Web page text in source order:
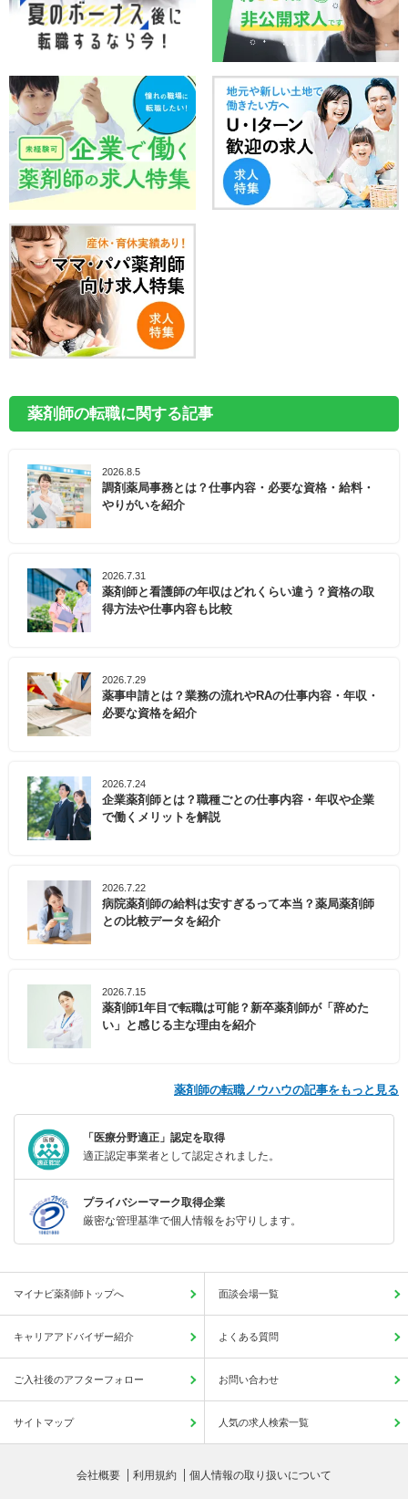
薬剤師の転職に関する記事
2026.8.5
調剤薬局事務とは？仕事内容・必要な資格・給料・
やりがいを紹介
2026.7.31
薬剤師と看護師の年収はどれくらい違う？資格の取
得方法や仕事内容も比較
2026.7.29
薬事申請とは？業務の流れやRAの仕事内容・年収・
必要な資格を紹介
2026.7.24
企業薬剤師とは？職種ごとの仕事内容・年収や企業
で働くメリットを解説
2026.7.22
病院薬剤師の給料は安すぎるって本当？薬局薬剤師
との比較データを紹介
2026.7.15
薬剤師1年目で転職は可能？新卒薬剤師が「辞めた
い」と感じる主な理由を紹介
薬剤師の転職ノウハウの記事をもっと見る
「医療分野適正」認定を取得
適正認定事業者として認定されました。
プライバシーマーク取得企業
厳密な管理基準で個人情報をお守りします。
マイナビ薬剤師トップへ 面談会場一覧
キャリアアドバイザー紹介 よくある質問
ご入社後のアフターフォロー お問い合わせ
サイトマップ 人気の求人検索一覧
会社概要 利用規約 個人情報の取り扱いについて